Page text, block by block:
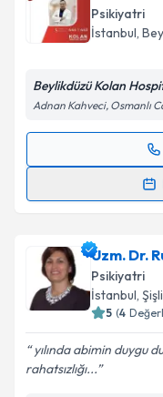
Psikiyatri
İstanbul,
Beylikdüzü Kolan
Adnan Kahveci, Osmanlı
Randevu
takvim
E-posta Adresiniz
Uzm. Dr.
Psikiyatri
İstanbul, Şişli
5 (4
yılında abimin duygu
rahatsızlığı...